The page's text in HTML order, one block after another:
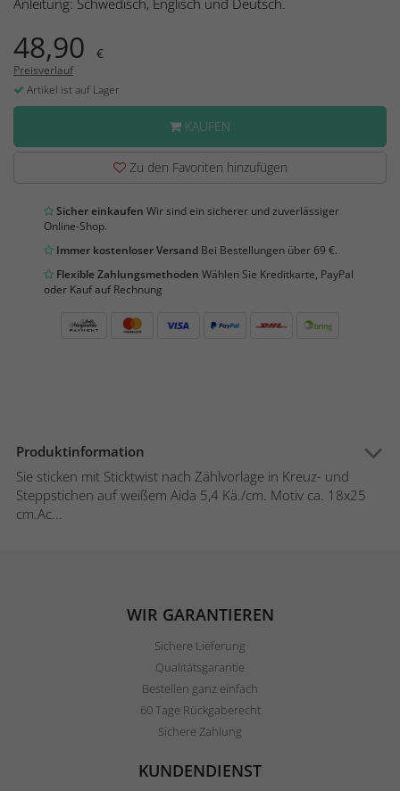
Anleitung: Schwedisch, Englisch und Deutsch.
48,90 €
Preisverlauf
Artikel ist auf Lager
KAUFEN
Zu den Favoriten hinzufügen
Sicher einkaufen Wir sind ein sicherer und zuverlässiger
Online-Shop.
Immer kostenloser Versand Bei Bestellungen über 69 €.
Flexible Zahlungsmethoden Wählen Sie Kreditkarte, PayPal
oder Kauf auf Rechnung
Produktinformation
Sie sticken mit Sticktwist nach Zählvorlage in Kreuz- und
Steppstichen auf weißem Aida 5,4 Kä./cm. Motiv ca. 18x25
cm.Ac...
WIR GARANTIEREN
Sichere Lieferung
Qualitätsgarantie
Bestellen ganz einfach
60 Tage Rückgaberecht
Sichere Zahlung
KUNDENDIENST